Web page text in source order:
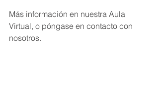
Más información en nuestra Aula
Virtual, o póngase en contacto con
nosotros.